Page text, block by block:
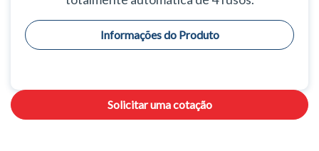
Informações do Produto
Solicitar uma cotação